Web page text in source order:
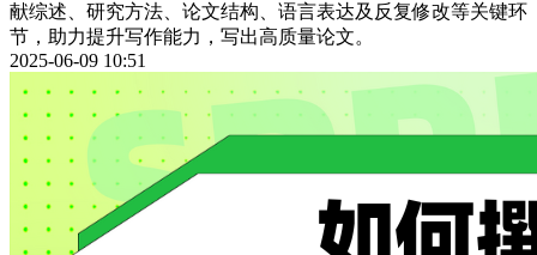
献综述、研究方法、论文结构、语言表达及反复修改等关键环
节，助力提升写作能力，写出高质量论文。
2025-06-09 10:51